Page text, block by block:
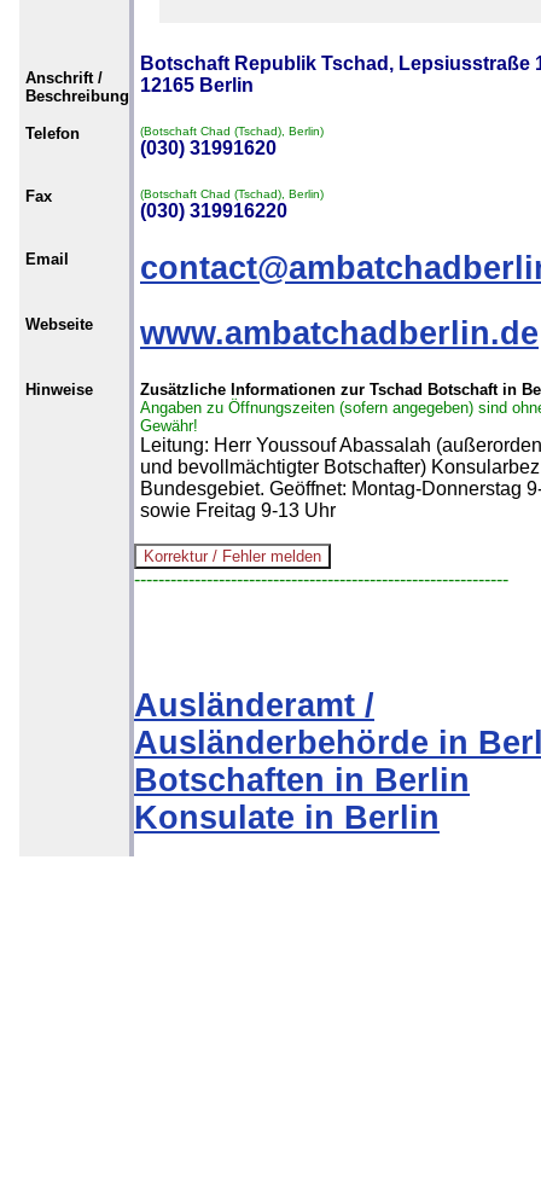
Anschrift /
Beschreibung
Botschaft Republik Tschad, Lepsiusstraße
12165 Berlin
Telefon (Botschaft Chad (Tschad), Berlin)
(030) 31991620
Fax (Botschaft Chad (Tschad), Berlin)
(030) 319916220
Email
Webseite www.ambatchadberlin.de
Hinweise
Zusätzliche Informationen zur Tschad Botschaft in
Angaben zu Öffnungszeiten (sofern angegeben) sind
Gewähr!
Leitung: Herr Youssouf Abassalah
und bevollmächtigter Botschafter)
Bundesgebiet. Geöffnet: Montag-Donnerstag
sowie Freitag 9-13 Uhr
--------------------------------------------------------------
Ausländeramt /
Ausländerbehörde in
Botschaften in Berlin
Konsulate in Berlin